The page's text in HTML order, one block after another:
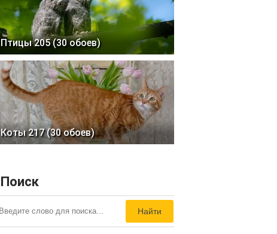
Птицы 205 (30 обоев)
Коты 217 (30 обоев)
Поиск
Найти